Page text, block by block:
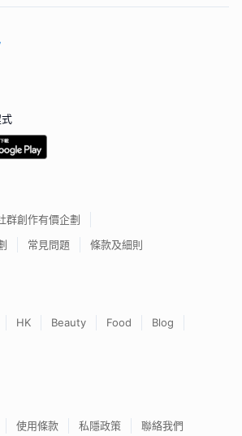
群創作有價企劃
常見問題 條款及細則
HK Beauty Food
Blog
使用條款 私隱政策 聯絡我們